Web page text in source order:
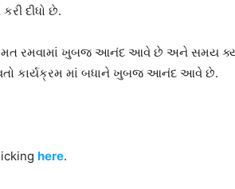
દીધો છે.
રમત રમવામાં ખુબજ આનંદ આવે છે અને
કાર્યક્રમ માં બધાને ખુબજ આનંદ આવે છે.
here.